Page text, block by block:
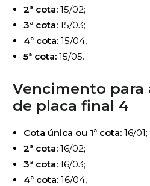
2ª cota: 15/02;
3ª cota: 15/03;
4ª cota: 15/04,
5ª cota: 15/05.
Vencimento para
de placa final 4
Cota única ou 1ª cota: 16/01;
2ª cota: 16/02;
3ª cota: 16/03;
4ª cota: 16/04,